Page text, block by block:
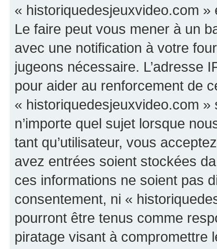
« historiquedesjeuxvideo.com
Le faire peut vous mener à un
avec une notification à votre
jugeons nécessaire. L’adresse
pour aider au renforcement de
« historiquedesjeuxvideo.com
n’importe quel sujet lorsque
tant qu’utilisateur, vous
avez entrées soient stockées
ces informations ne soient pas
consentement, ni «
pourront être tenus comme
piratage visant à compromettre